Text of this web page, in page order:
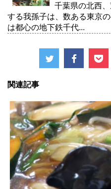
千葉県の北西
する我孫子は、数ある東京
は都心の地下鉄千代...
関連記事